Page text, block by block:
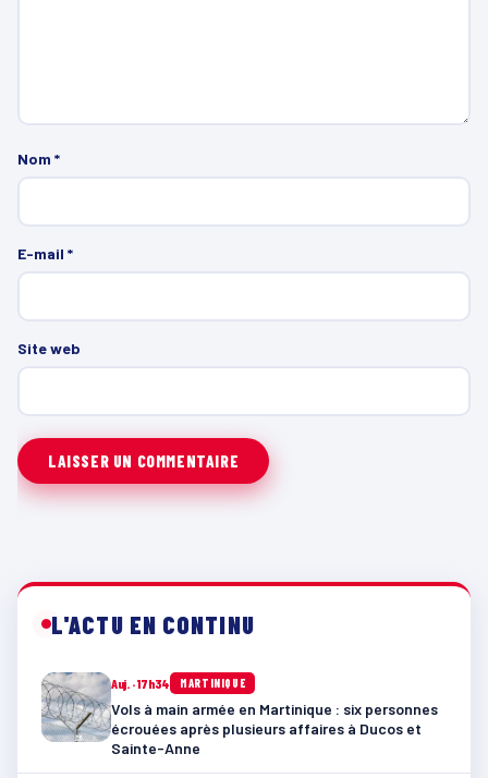
Nom *
E-mail *
Site web
L'ACTU EN CONTINU
Auj. · 17h34 MARTINIQUE
Vols à main armée en Martinique : six personnes
écrouées après plusieurs affaires à Ducos et
Sainte-Anne